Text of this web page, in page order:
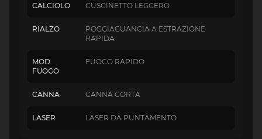
CALCIOLO CUSCINETTO LEGGERO
RIALZO
POGGIAGUANCIA A ESTRAZIONE
RAPIDA
MOD
FUOCO
FUOCO RAPIDO
CANNA CANNA CORTA
LASER LASER DA PUNTAMENTO